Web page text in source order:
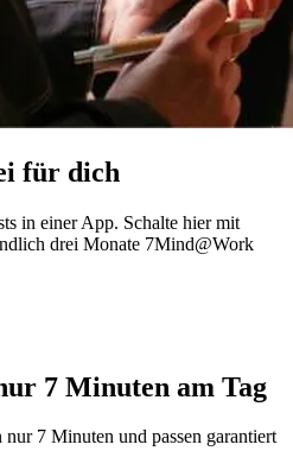
für dich
in einer App. Schalte hier mit
drei Monate 7Mind@Work
7 Minuten am Tag
7 Minuten und passen garantiert